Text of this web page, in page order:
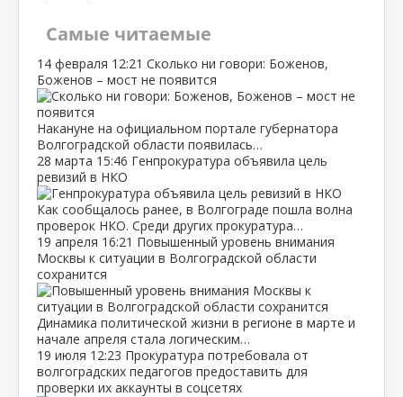
Самые читаемые
14 февраля 12:21 Сколько ни говори: Боженов,
Боженов – мост не появится
Накануне на официальном портале губернатора
Волгоградской области появилась…
28 марта 15:46 Генпрокуратура объявила цель
ревизий в НКО
Как сообщалось ранее, в Волгограде пошла волна
проверок НКО. Среди других прокуратура…
19 апреля 16:21 Повышенный уровень внимания
Москвы к ситуации в Волгоградской области
сохранится
Динамика политической жизни в регионе в марте и
начале апреля стала логическим…
19 июля 12:23 Прокуратура потребовала от
волгоградских педагогов предоставить для
проверки их аккаунты в соцсетях